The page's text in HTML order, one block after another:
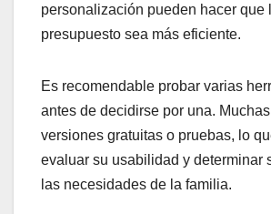
personalización pueden hacer que
presupuesto sea más eficiente.
Es recomendable probar varias
antes de decidirse por una.
versiones gratuitas o pruebas, lo
evaluar su usabilidad y determinar
las necesidades de la familia.